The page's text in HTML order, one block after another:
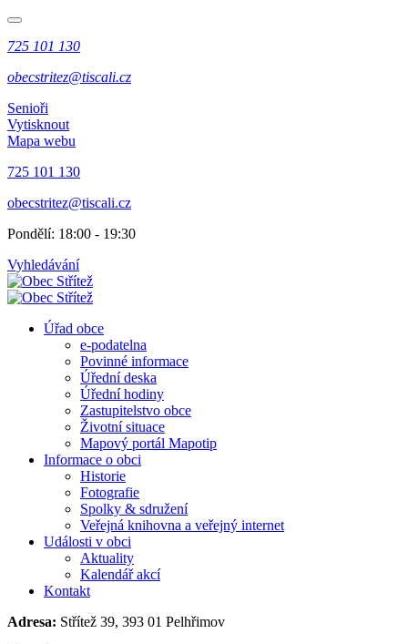
725 101 130
obecstritez@tiscali.cz
Senioři
Vytisknout
Mapa webu
725 101 130
obecstritez@tiscali.cz
Pondělí: 18:00 - 19:30
Vyhledávání
Úřad obce
e-podatelna
Povinné informace
Úřední deska
Úřední hodiny
Zastupitelstvo obce
Životní situace
Mapový portál Mapotip
Informace o obci
Historie
Fotografie
Spolky & sdružení
Veřejná knihovna a veřejný internet
Události v obci
Aktuality
Kalendář akcí
Kontakt
Adresa: Střítež 39, 393 01 Pelhřimov